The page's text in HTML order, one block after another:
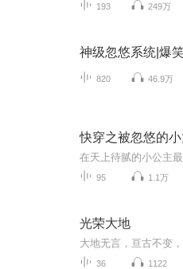
193 249万
神级忽悠系统|爆
820 46.9万
快穿之被忽悠的小
95 1.1万
光荣大地
大地无言，亘古不变
36 1122